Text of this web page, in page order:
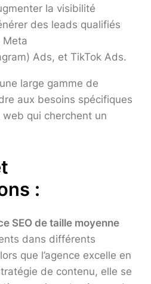
la visibilité
des leads qualifiés
Meta
Ads, et TikTok Ads.
large gamme de
aux besoins spécifiques
web qui cherchent un
:
SEO de taille moyenne
dans différents
que l’agence excelle en
de contenu, elle se